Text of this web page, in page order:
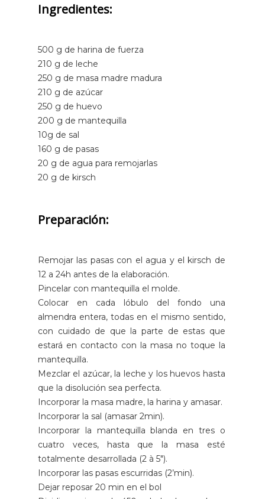
Ingredientes:
500 g de harina de fuerza
210 g de leche
250 g de masa madre madura
210 g de azúcar
250 g de huevo
200 g de mantequilla
10g de sal
160 g de pasas
20 g de agua para remojarlas
20 g de kirsch
Preparación:
Remojar las pasas con el agua y el kirsch de
12 a 24h antes de la elaboración.
Pincelar con mantequilla el molde.
Colocar en cada lóbulo del fondo una
almendra entera, todas en el mismo sentido,
con cuidado de que la parte de estas que
estará en contacto con la masa no toque la
mantequilla.
Mezclar el azúcar, la leche y los huevos hasta
que la disolución sea perfecta.
Incorporar la masa madre, la harina y amasar.
Incorporar la sal (amasar 2min).
Incorporar la mantequilla blanda en tres o
cuatro veces, hasta que la masa esté
totalmente desarrollada (2 à 5").
Incorporar las pasas escurridas (2’min).
Dejar reposar 20 min en el bol